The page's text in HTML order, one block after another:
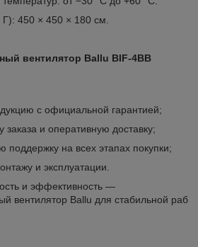
450 × 450 × 180 см.
вентилятор Ballu BIF‑4BB
с официальной гарантией;
заказа и оперативную доставку;
поддержку на всех этапах покупки;
и эксплуатации.
и эффективность —
вентилятор Ballu для стабильной раб